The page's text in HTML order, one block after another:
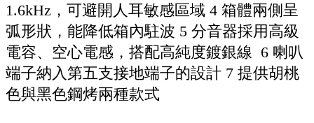
1.6kHz，可避開人耳敏感區域 4 箱體兩側呈
弧形狀，能降低箱內駐波 5 分音器採用高級
電容、空心電感，搭配高純度鍍銀線 6 喇叭
端子納入第五支接地端子的設計 7 提供胡桃
色與黑色鋼烤兩種款式